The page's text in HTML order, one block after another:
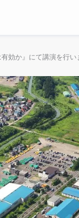
効か』にて講演を行い